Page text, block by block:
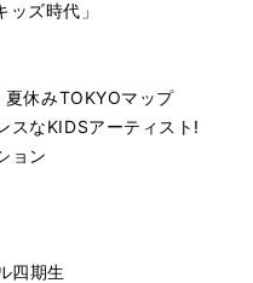
ズ時代」
休みTOKYOマップ
なKIDSアーティスト!
ョン
四期生